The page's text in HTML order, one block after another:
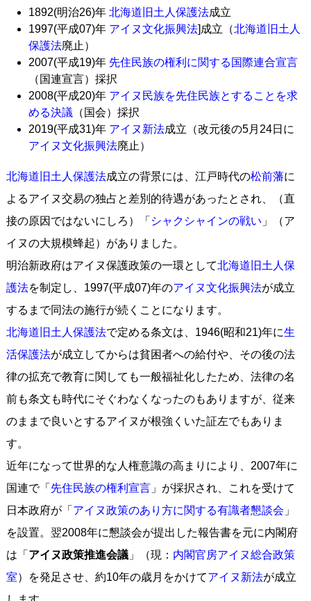
1892(明治26)年 北海道旧土人保護法成立
1997(平成07)年 アイヌ文化振興法]成立（北海道旧土人
保護法廃止）
2007(平成19)年 先住民族の権利に関する国際連合宣言
（国連宣言）採択
2008(平成20)年 アイヌ民族を先住民族とすることを求
める決議 （国会）採択
2019(平成31)年 アイヌ新法成立（改元後の5月24日に
アイヌ文化振興法廃止）
北海道旧土人保護法成立の背景には、江戸時代の松前藩に
よるアイヌ交易の独占と差別的待遇があったとされ、（直
接の原因ではないにしろ）「 シャクシャインの戦い 」（ア
イヌの大規模蜂起）がありました。
明治新政府はアイヌ保護政策の一環として北海道旧土人保
護法を制定し、1997(平成07)年のアイヌ文化振興法が成立
するまで同法の施行が続くことになります。
北海道旧土人保護法で定める条文は、1946(昭和21)年に生
活保護法が成立してからは貧困者への給付や、その後の法
律の拡充で教育に関しても一般福祉化したため、法律の名
前も条文も時代にそぐわなくなったのもありますが、従来
のままで良いとするアイヌが根強くいた証左でもありま
す。
近年になって世界的な人権意識の高まりにより、2007年に
国連で「 先住民族の権利宣言」が採択され、これを受けて
日本政府が「 アイヌ政策のあり方に関する有識者懇談会 」
を設置。翌2008年に懇談会が提出した報告書を元に内閣府
は「 アイヌ政策推進会議」（現： 内閣官房アイヌ総合政策
室）を発足させ、約10年の歳月をかけてアイヌ新法が成立